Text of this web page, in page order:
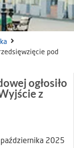
pod
ogłosiło
z
2025